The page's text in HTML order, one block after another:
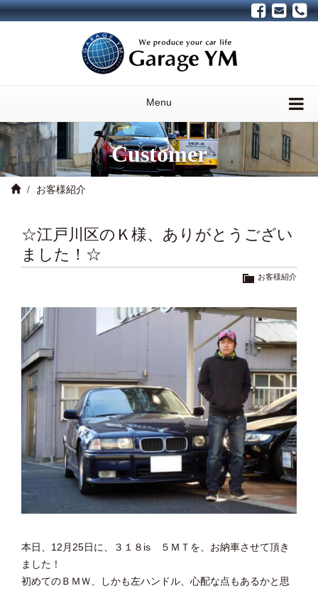
Menu
Customer
お客様紹介
☆江戸川区のＫ様、ありがとうござい
ました！☆
お客様紹介
本日、12月25日に、３１８is ５ＭＴを、お納車させて頂き
ました！
初めてのＢＭＷ、しかも左ハンドル、心配な点もあるかと思